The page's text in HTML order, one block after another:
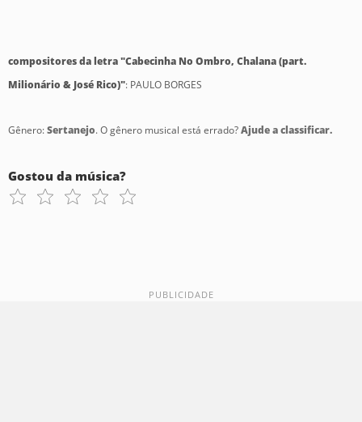
compositores da letra "Cabecinha No Ombro, Chalana (part.
Milionário & José Rico)": PAULO BORGES
Gênero:Sertanejo. O gênero musical está errado?Ajude a classificar.
Gostou da música?